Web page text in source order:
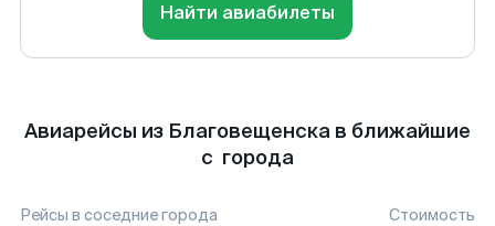
Найти авиабилеты
Авиарейсы из Благовещенска в ближайшие
с города
Рейсы в соседние города Стоимость